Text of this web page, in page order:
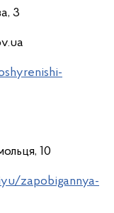
3
10
zapobigannya-